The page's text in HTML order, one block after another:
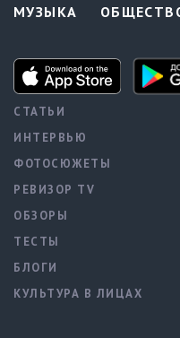
МУЗЫКА
СТАТЬИ
ИНТЕРВЬЮ
ФОТОСЮЖЕТЫ
РЕВИЗОР TV
ОБЗОРЫ
ТЕСТЫ
БЛОГИ
КУЛЬТУРА В ЛИЦАХ